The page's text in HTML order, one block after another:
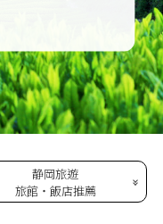
静岡旅遊
旅館・飯店推薦